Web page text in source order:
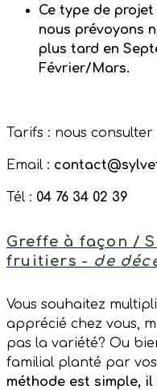
Ce type de
nous prévoyons
plus tard en
Février/Mars.
Tarifs : nous consulter
Email :
Tél : 04 76 34 02 39
Greffe à façon /
fruitiers - de
Vous souhaitez
apprécié chez vous,
pas la variété? Ou
familial planté par
méthode est simple,